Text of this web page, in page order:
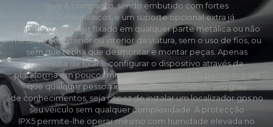
leve & compacto, sendo embutido com fortes
ímans mágneticos, e um suporte opcional extra já
incluído, e pode ser fixado em qualquer parte metálica ou não
metálica no exterior ou interior da viatura, sem o uso de fios, ou
sem que tenha que desmontar e montar peças. Apenas
necessita de fixar e configurar o dispositivo através da
plataforma em poucos minutos. Este sistema foi pensado para
que qualquer pessoa independentemente do seu grau
de conhecimentos, seja capaz de instalar um localizador gps no
seu véiculo sem qualquer complexidade. A protecção
IPX5 permite-lhe operar mesmo com humidade elevada no